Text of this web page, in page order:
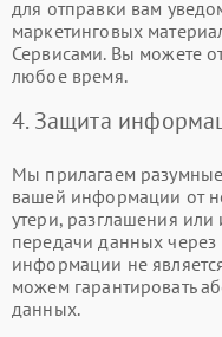
для отправки вам
маркетинговых
Сервисами. Вы можете
любое время.
4. Защита
Мы прилагаем
вашей информации от
утери, разглашения
передачи данных
информации не
можем гарантировать
данных.